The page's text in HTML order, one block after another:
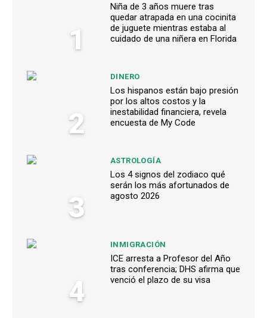
1
Niña de 3 años muere tras
quedar atrapada en una cocinita
de juguete mientras estaba al
cuidado de una niñera en Florida
2
DINERO
Los hispanos están bajo presión
por los altos costos y la
inestabilidad financiera, revela
encuesta de My Code
3
ASTROLOGÍA
Los 4 signos del zodiaco qué
serán los más afortunados de
agosto 2026
4
INMIGRACIÓN
ICE arresta a Profesor del Año
tras conferencia; DHS afirma que
venció el plazo de su visa